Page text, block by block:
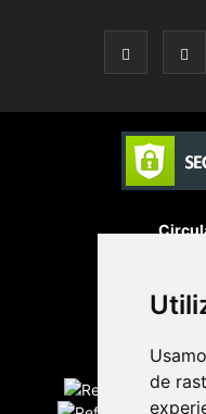
de
Edición